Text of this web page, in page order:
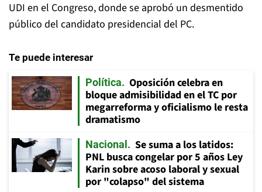
UDI en el Congreso, donde se aprobó un desmentido
público del candidato presidencial del PC.
Te puede interesar
Política
Oposición celebra en
bloque admisibilidad en el TC por
megarreforma y oficialismo le resta
dramatismo
Nacional
Se suma a los latidos:
PNL busca congelar por 5 años Ley
Karin sobre acoso laboral y sexual
por "colapso" del sistema